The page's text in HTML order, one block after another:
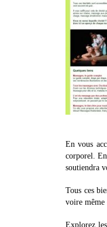
En vous
corporel.
soutiendra
Tous ces
voire même
Explorez